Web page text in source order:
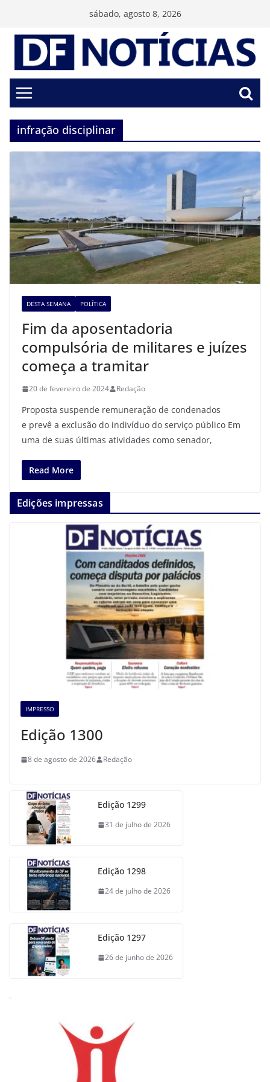
conteúdo
sábado, agosto 8, 2026
infração disciplinar
DESTA SEMANA POLÍTICA
Fim da aposentadoria
compulsória de militares e juízes
começa a tramitar
20 de fevereiro de 2024 Redação
Proposta suspende remuneração de condenados
e prevê a exclusão do indivíduo do serviço público Em
uma de suas últimas atividades como senador,
Read More
Edições impressas
IMPRESSO
Edição 1300
8 de agosto de 2026 Redação
Edição 1299
31 de julho de 2026
Edição 1298
24 de julho de 2026
Edição 1297
26 de junho de 2026